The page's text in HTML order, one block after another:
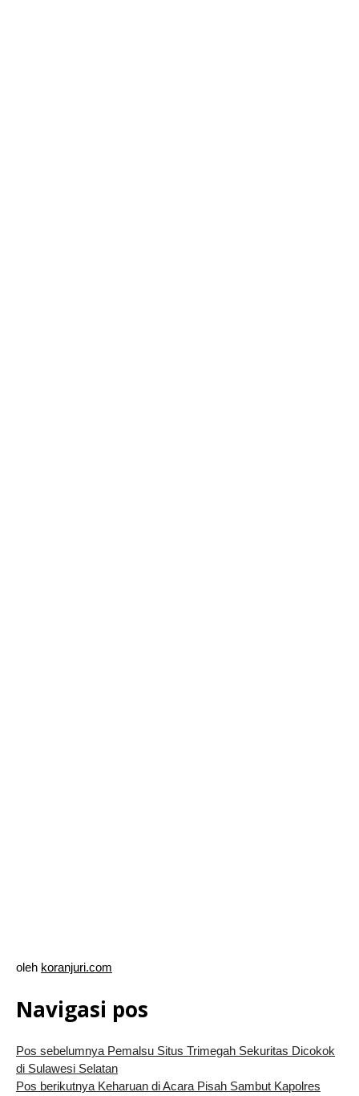
oleh koranjuri.com
Navigasi pos
Pos sebelumnyaPemalsu Situs Trimegah Sekuritas Dicokok
di Sulawesi Selatan
Pos berikutnyaKeharuan di Acara Pisah Sambut Kapolres